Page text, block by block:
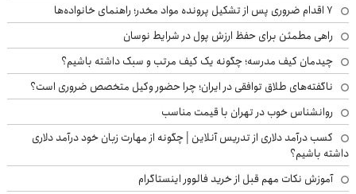
۷ اقدام ضروری پس از تشکیل پرونده مواد مخدر؛ راهنمای خانواده‌ها
راهی مطمئن برای حفظ ارزش پول در شرایط نوسان
چیدمان کیف مدرسه؛ چگونه یک کیف مرتب و سبک داشته باشیم؟
ناگفته‌های طلاق توافقی در ایران؛ چرا حضور وکیل متخصص ضروری است؟
روانشناس خوب در تهران با قیمت مناسب
کسب درآمد دلاری از تدریس آنلاین | چگونه از مهارت زبان خود درآمد دلاری
داشته باشیم؟
آموزش نکات مهم قبل از خرید فالوور اینستاگرام